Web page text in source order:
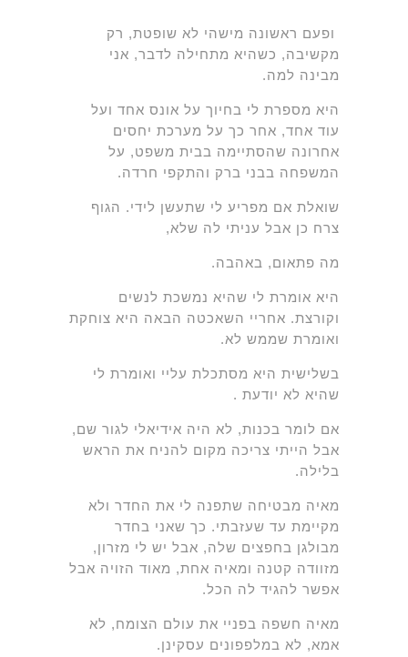
ופעם ראשונה מישהי לא שופטת, רק
מקשיבה, כשהיא מתחילה לדבר, אני
מבינה למה.
היא מספרת לי בחיוך על אונס אחד ועל
עוד אחד, אחר כך על מערכת יחסים
אחרונה שהסתיימה בבית משפט, על
המשפחה בבני ברק והתקפי חרדה.
שואלת אם מפריע לי שתעשן לידי. הגוף
צרח כן אבל עניתי לה שלא,
מה פתאום, באהבה.
היא אומרת לי שהיא נמשכת לנשים
וקורצת. אחריי השאכטה הבאה היא צוחקת
ואומרת שממש לא.
בשלישית היא מסתכלת עליי ואומרת לי
שהיא לא יודעת .
אם לומר בכנות, לא היה אידיאלי לגור שם,
אבל הייתי צריכה מקום להניח את הראש
בלילה.
מאיה מבטיחה שתפנה לי את החדר ולא
מקיימת עד שעזבתי. כך שאני בחדר
מבולגן בחפצים שלה, אבל יש לי מזרון,
מזוודה קטנה ומאיה אחת, מאוד הזויה אבל
אפשר להגיד לה הכל.
מאיה חשפה בפניי את עולם הצומח, לא
אמא, לא במלפפונים עסקינן.